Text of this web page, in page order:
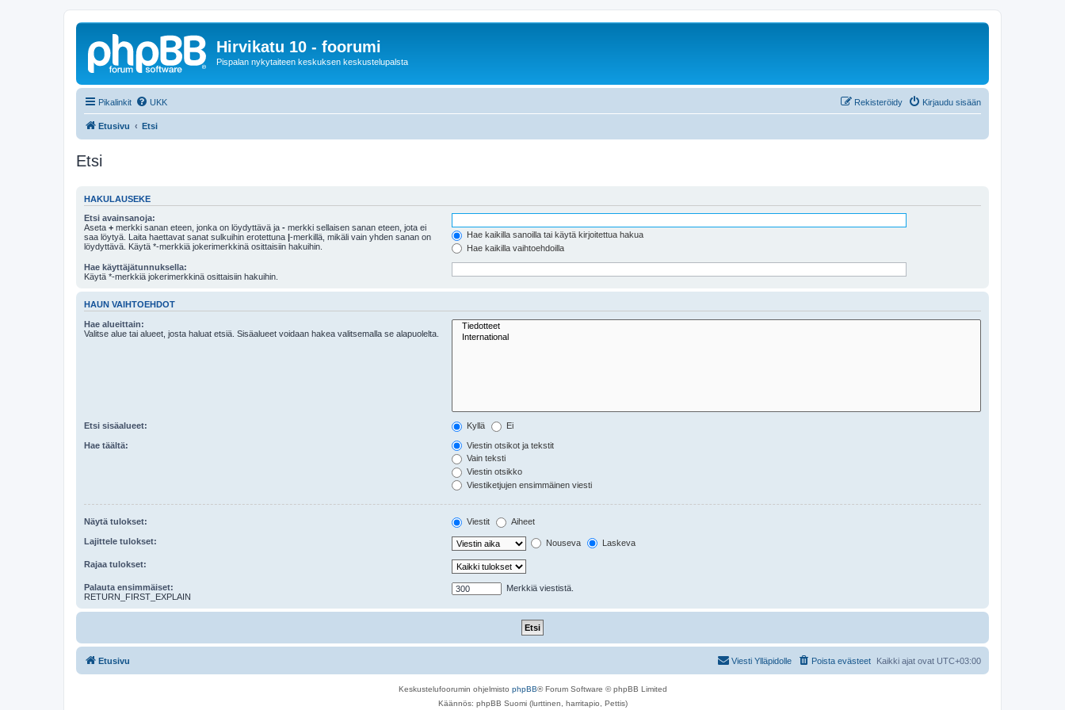
Hirvikatu 10 - foorumi
Pispalan nykytaiteen keskuksen keskustelupalsta
Pikalinkit UKK Kirjaudu sisään
Rekisteröidy
Etusivu Etsi
Etsi
HAKULAUSEKE
Etsi avainsanoja:
Aseta + merkki sanan eteen, jonka on löydyttävä ja - merkki sellaisen sanan eteen, jota ei
saa löytyä. Laita haettavat sanat sulkuihin erotettuna |-merkillä, mikäli vain yhden sanan on
löydyttävä. Käytä *-merkkiä jokerimerkkinä osittaisiin hakuihin.
Hae kaikilla sanoilla tai käytä kirjoitettua hakua
Hae kaikilla vaihtoehdoilla
Hae käyttäjätunnuksella:
Käytä *-merkkiä jokerimerkkinä osittaisiin hakuihin.
HAUN VAIHTOEHDOT
Hae alueittain:
Valitse alue tai alueet, josta haluat etsiä. Sisäalueet voidaan hakea valitsemalla se alapuolelta.
Etsi sisäalueet: Kyllä Ei
Hae täältä:
Viestin otsikot ja tekstit
Vain teksti
Viestin otsikko
Viestiketjujen ensimmäinen viesti
Näytä tulokset: Viestit Aiheet
Lajittele tulokset: Nouseva Laskeva
Rajaa tulokset:
Palauta ensimmäiset:
RETURN_FIRST_EXPLAIN
Merkkiä viestistä.
Etusivu Kaikki ajat ovat UTC+03:00
Poista evästeet
Viesti Ylläpidolle
Keskustelufoorumin ohjelmisto phpBB® Forum Software © phpBB Limited
Käännös: phpBB Suomi (lurttinen, harritapio, Pettis)